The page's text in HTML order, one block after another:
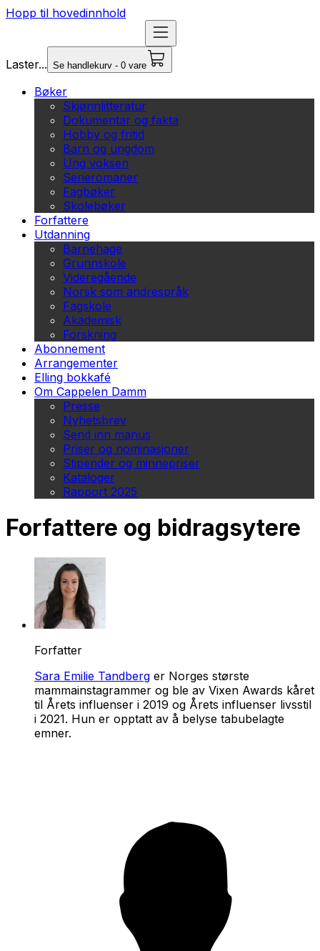
Hopp til hovedinnhold
Laster... Se handlekurv - 0 vare
Bøker
Skjønnlitteratur
Dokumentar og fakta
Hobby og fritid
Barn og ungdom
Ung voksen
Serieromaner
Fagbøker
Skolebøker
Forfattere
Utdanning
Barnehage
Grunnskole
Videregående
Norsk som andrespråk
Fagskole
Akademisk
Forskning
Abonnement
Arrangementer
Elling bokkafé
Om Cappelen Damm
Presse
Nyhetsbrev
Send inn manus
Priser og nominasjoner
Stipender og minnepriser
Kataloger
Rapport 2025
Forfattere og bidragsytere
Forfatter
Sara Emilie Tandberg er Norges største
mammainstagrammer og ble av Vixen Awards kåret
til Årets influenser i 2019 og Årets influenser livsstil
i 2021. Hun er opptatt av å belyse tabubelagte
emner.